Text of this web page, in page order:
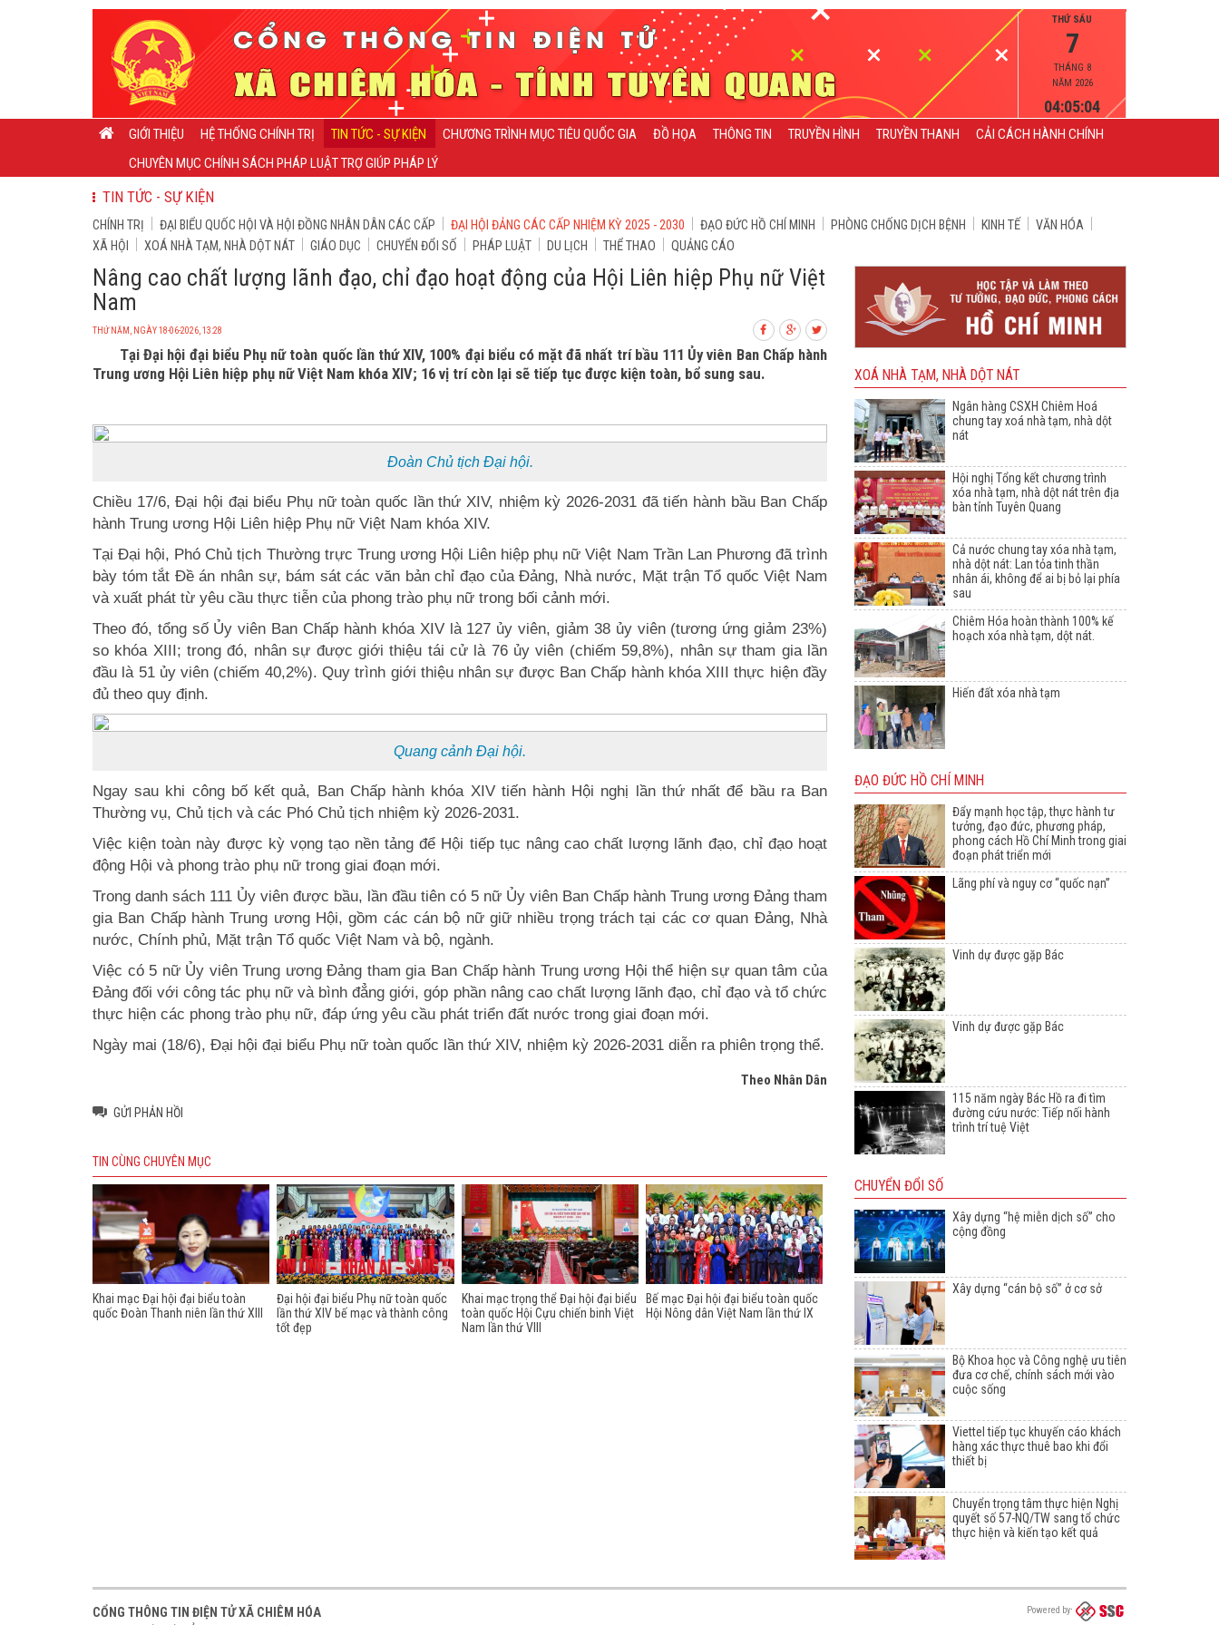
THỨ SÁU
7
THÁNG 8
NĂM 2026
04:05:04
GIỚI THIỆU HỆ THỐNG CHÍNH TRỊ TIN TỨC - SỰ KIỆN CHƯƠNG TRÌNH MỤC TIÊU QUỐC GIA ĐỒ HỌA THÔNG TIN TRUYỀN HÌNH TRUYỀN THANH
CẢI CÁCH HÀNH CHÍNH
CHUYÊN MỤC CHÍNH SÁCH PHÁP LUẬT TRỢ GIÚP PHÁP LÝ
TIN TỨC - SỰ KIỆN
CHÍNH TRỊ ĐẠI BIỂU QUỐC HỘI VÀ HỘI ĐỒNG NHÂN DÂN CÁC CẤP ĐẠI HỘI ĐẢNG CÁC CẤP NHIỆM KỲ 2025 - 2030 ĐẠO ĐỨC HỒ CHÍ MINH PHÒNG CHỐNG DỊCH BỆNH KINH TẾ
VĂN HÓA
XÃ HỘI
XOÁ NHÀ TẠM, NHÀ DỘT NÁT GIÁO DỤC CHUYỂN ĐỔI SỐ PHÁP LUẬT DU LỊCH THỂ THAO QUẢNG CÁO
Nâng cao chất lượng lãnh đạo, chỉ đạo hoạt động của Hội Liên hiệp Phụ nữ Việt
Nam
THỨ NĂM, NGÀY 18-06-2026, 13:28
Tại Đại hội đại biểu Phụ nữ toàn quốc lần thứ XIV, 100% đại biểu có mặt đã nhất trí bầu 111 Ủy viên Ban Chấp hành
Trung ương Hội Liên hiệp phụ nữ Việt Nam khóa XIV; 16 vị trí còn lại sẽ tiếp tục được kiện toàn, bổ sung sau.
Đoàn Chủ tịch Đại hội.
Chiều 17/6, Đại hội đại biểu Phụ nữ toàn quốc lần thứ XIV, nhiệm kỳ 2026-2031 đã tiến hành bầu Ban Chấp
hành Trung ương Hội Liên hiệp Phụ nữ Việt Nam khóa XIV.
Tại Đại hội, Phó Chủ tịch Thường trực Trung ương Hội Liên hiệp phụ nữ Việt Nam Trần Lan Phương đã trình
bày tóm tắt Đề án nhân sự, bám sát các văn bản chỉ đạo của Đảng, Nhà nước, Mặt trận Tổ quốc Việt Nam
và xuất phát từ yêu cầu thực tiễn của phong trào phụ nữ trong bối cảnh mới.
Theo đó, tổng số Ủy viên Ban Chấp hành khóa XIV là 127 ủy viên, giảm 38 ủy viên (tương ứng giảm 23%)
so khóa XIII; trong đó, nhân sự được giới thiệu tái cử là 76 ủy viên (chiếm 59,8%), nhân sự tham gia lần
đầu là 51 ủy viên (chiếm 40,2%). Quy trình giới thiệu nhân sự được Ban Chấp hành khóa XIII thực hiện đầy
đủ theo quy định.
Quang cảnh Đại hội.
Ngay sau khi công bố kết quả, Ban Chấp hành khóa XIV tiến hành Hội nghị lần thứ nhất để bầu ra Ban
Thường vụ, Chủ tịch và các Phó Chủ tịch nhiệm kỳ 2026-2031.
Việc kiện toàn này được kỳ vọng tạo nền tảng để Hội tiếp tục nâng cao chất lượng lãnh đạo, chỉ đạo hoạt
động Hội và phong trào phụ nữ trong giai đoạn mới.
Trong danh sách 111 Ủy viên được bầu, lần đầu tiên có 5 nữ Ủy viên Ban Chấp hành Trung ương Đảng tham
gia Ban Chấp hành Trung ương Hội, gồm các cán bộ nữ giữ nhiều trọng trách tại các cơ quan Đảng, Nhà
nước, Chính phủ, Mặt trận Tổ quốc Việt Nam và bộ, ngành.
Việc có 5 nữ Ủy viên Trung ương Đảng tham gia Ban Chấp hành Trung ương Hội thể hiện sự quan tâm của
Đảng đối với công tác phụ nữ và bình đẳng giới, góp phần nâng cao chất lượng lãnh đạo, chỉ đạo và tổ chức
thực hiện các phong trào phụ nữ, đáp ứng yêu cầu phát triển đất nước trong giai đoạn mới.
Ngày mai (18/6), Đại hội đại biểu Phụ nữ toàn quốc lần thứ XIV, nhiệm kỳ 2026-2031 diễn ra phiên trọng thể.
Theo Nhân Dân
GỬI PHẢN HỒI
TIN CÙNG CHUYÊN MỤC
Khai mạc Đại hội đại biểu toàn
quốc Đoàn Thanh niên lần thứ XIII
Đại hội đại biểu Phụ nữ toàn quốc
lần thứ XIV bế mạc và thành công
tốt đẹp
Khai mạc trọng thể Đại hội đại biểu
toàn quốc Hội Cựu chiến binh Việt
Nam lần thứ VIII
Bế mạc Đại hội đại biểu toàn quốc
Hội Nông dân Việt Nam lần thứ IX
XOÁ NHÀ TẠM, NHÀ DỘT NÁT
Ngân hàng CSXH Chiêm Hoá
chung tay xoá nhà tạm, nhà dột
nát
Hội nghị Tổng kết chương trình
xóa nhà tạm, nhà dột nát trên địa
bàn tỉnh Tuyên Quang
Cả nước chung tay xóa nhà tạm,
nhà dột nát: Lan tỏa tinh thần
nhân ái, không để ai bị bỏ lại phía
sau
Chiêm Hóa hoàn thành 100% kế
hoạch xóa nhà tạm, dột nát.
Hiến đất xóa nhà tạm
ĐẠO ĐỨC HỒ CHÍ MINH
Đẩy mạnh học tập, thực hành tư
tưởng, đạo đức, phương pháp,
phong cách Hồ Chí Minh trong giai
đoạn phát triển mới
Lãng phí và nguy cơ “quốc nạn”
Vinh dự được gặp Bác
Vinh dự được gặp Bác
115 năm ngày Bác Hồ ra đi tìm
đường cứu nước: Tiếp nối hành
trình trí tuệ Việt
CHUYỂN ĐỔI SỐ
Xây dựng “hệ miễn dịch số” cho
cộng đồng
Xây dựng “cán bộ số” ở cơ sở
Bộ Khoa học và Công nghệ ưu tiên
đưa cơ chế, chính sách mới vào
cuộc sống
Viettel tiếp tục khuyến cáo khách
hàng xác thực thuê bao khi đổi
thiết bị
Chuyển trọng tâm thực hiện Nghị
quyết số 57-NQ/TW sang tổ chức
thực hiện và kiến tạo kết quả
Powered by
CỔNG THÔNG TIN ĐIỆN TỬ XÃ CHIÊM HÓA